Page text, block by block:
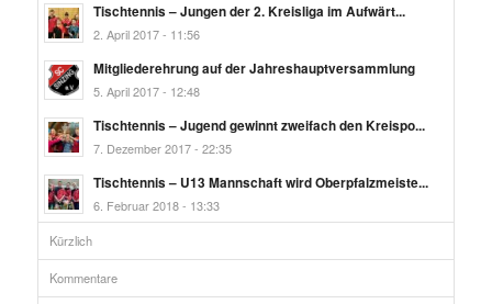
Tischtennis – Jungen der 2. Kreisliga im Aufwärt...
2. April 2017 - 11:56
Mitgliederehrung auf der Jahreshauptversammlung
5. April 2017 - 12:48
Tischtennis – Jugend gewinnt zweifach den Kreispo...
7. Dezember 2017 - 22:35
Tischtennis – U13 Mannschaft wird Oberpfalzmeiste...
6. Februar 2018 - 13:33
Kürzlich
Kommentare